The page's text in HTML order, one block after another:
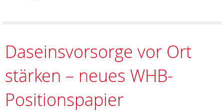
Daseinsvorsorge vor Ort
stärken – neues WHB-
Positionspapier